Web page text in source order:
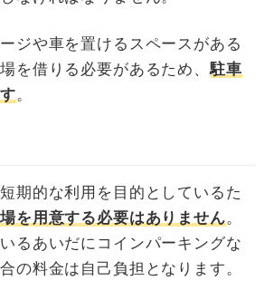
ジや車を置けるスペースがある
を借りる必要があるため、駐車
。
期的な利用を目的としているた
を用意する必要はありません。
るあいだにコインパーキングな
の料金は自己負担となります。